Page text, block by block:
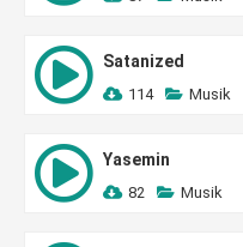
Satanized
114 Musik
Yasemin
82 Musik